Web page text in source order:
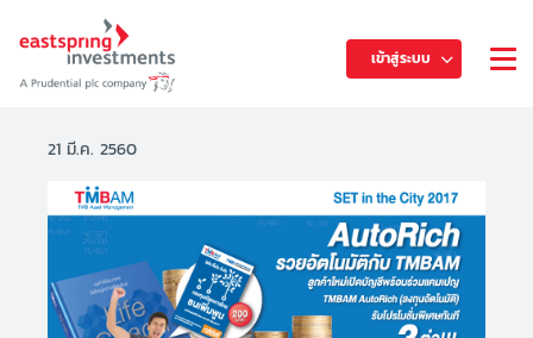
เข้าสู่ระบบ
21 มี.ค. 2560